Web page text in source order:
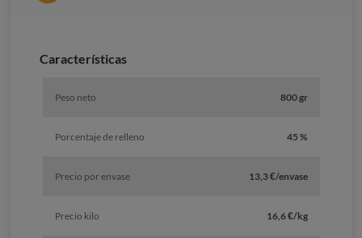
Características
Peso neto 800 gr
Porcentaje de relleno 45 %
Precio por envase 13,3 €/envase
Precio kilo 16,6 €/kg